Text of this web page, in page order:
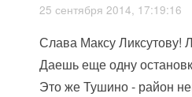
25 сентября 2014, 17:19:16
Слава Максу Ликсутову!
Даешь еще одну
Это же Тушино - район